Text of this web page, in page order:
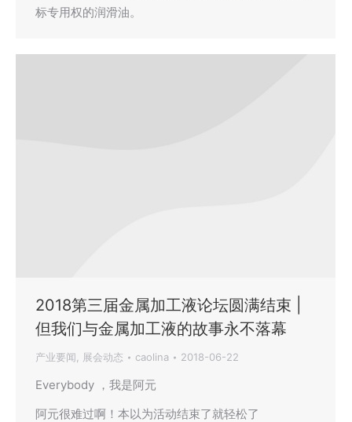
标专用权的润滑油。
2018第三届金属加工液论坛圆满结束 |
但我们与金属加工液的故事永不落幕
产业要闻 展会动态 caolina 2018-06-22
Everybody ，我是阿元
阿元很难过啊！本以为活动结束了就轻松了